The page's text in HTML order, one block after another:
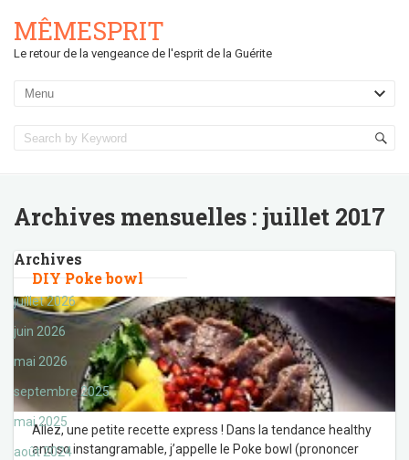
MÊMESPRIT
Le retour de la vengeance de l'esprit de la Guérite
Archives mensuelles : juillet 2017
Archives
juillet 2026
juin 2026
mai 2026
septembre 2025
mai 2025
août 2024
DIY Poke bowl
Allez, une petite recette express ! Dans la tendance healthy
and so instangramable, j’appelle le Poke bowl (prononcer